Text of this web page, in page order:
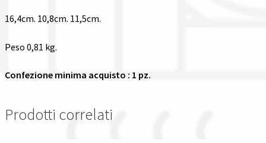
16,4cm. 10,8cm. 11,5cm.
Peso 0,81 kg.
Confezione minima acquisto : 1 pz.
Prodotti correlati